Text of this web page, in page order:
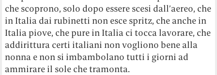
che scoprono, solo dopo essere scesi dall’aereo, che
in Italia dai rubinetti non esce spritz, che anche in
Italia piove, che pure in Italia ci tocca lavorare, che
addirittura certi italiani non vogliono bene alla
nonna e non si imbambolano tutti i giorni ad
ammirare il sole che tramonta.